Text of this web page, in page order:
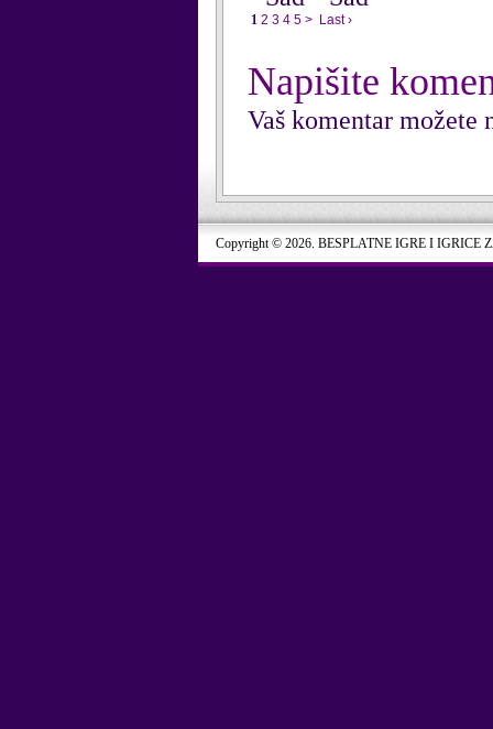
1 2 3 4 5 > Last ›
Napišite
Vaš komentar možete
Copyright © 2026. BESPLATNE IGRE I IGRICE